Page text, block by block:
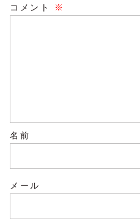
コメント ※
名前
メール